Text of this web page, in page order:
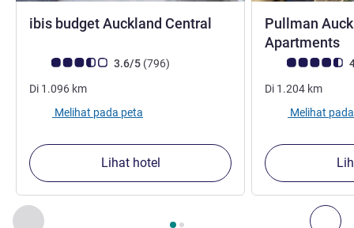
Sebelumnya - Properti kami yang lain di sekitar
Halaman , Properti kami yang lain di sekitar 1 :,
ibis budget Auckland Central bintang 3
Catatan tamu Avis (Peringkat ALL)
3.6/5 (796ulasan
)
Di 1.096 km
Melihat pada peta
Lihat hotel
Pullman
Apartments
Catatan tamu
Di 1.204 km
Melihat